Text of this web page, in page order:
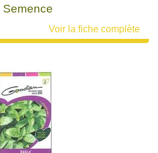
Semence
Voir la fiche complète